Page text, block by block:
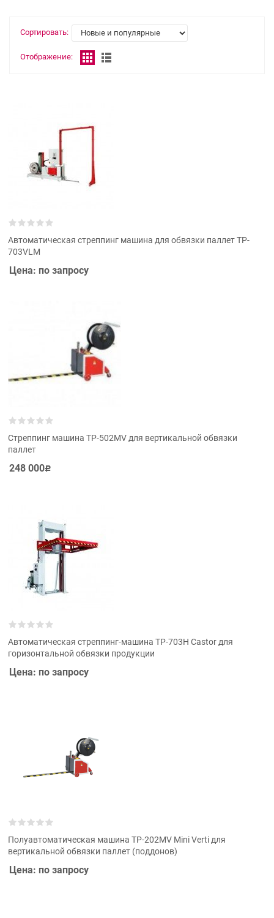
Сортировать:
Отображение:
Автоматическая cтреппинг машина для обвязки паллет TP-
703VLM
Цена: по запросу
Cтреппинг машина TP-502MV для вертикальной обвязки
паллет
248 000Р
Автоматическая стреппинг-машина ТР-703Н Castor для
горизонтальной обвязки продукции
Цена: по запросу
Полуавтоматическая машина ТР-202MV Mini Verti для
вертикальной обвязки паллет (поддонов)
Цена: по запросу